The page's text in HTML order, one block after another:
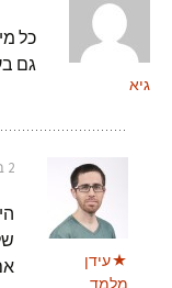
גיא
כל
גם
עידן
מלמד
2 בנובמבר 2013 בשעה 9:26